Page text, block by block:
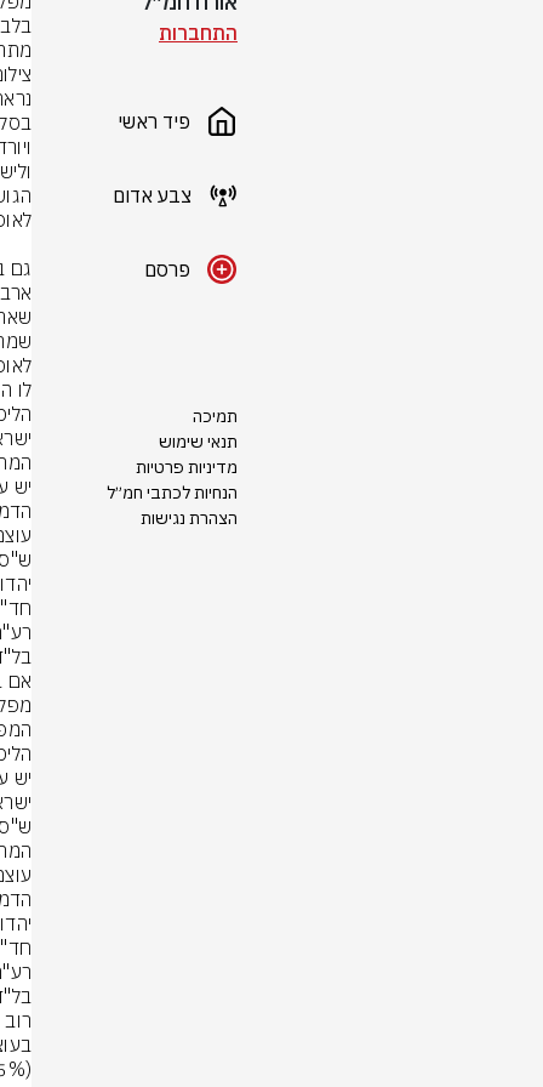
התחברות
פיד ראשי
צבע אדום
פרסם
תמיכה
תנאי שימוש
מדיניות פרטיות
הנחיות לכתבי חמ״ל
הצהרת נגישות
בל"ד (2%) והציונות הדתית
בל"ד (2%) והציונות הדתית